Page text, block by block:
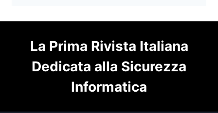
La Prima Rivista Italiana
Dedicata alla Sicurezza
Informatica